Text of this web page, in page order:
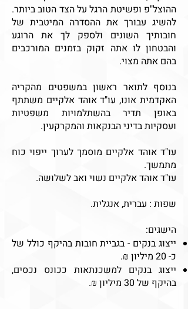
ההוצל"פ ופשיטת הרגל על הצד הטוב ביותר.
להשיג עבורך את ההסדרה המיטבית של
חובותיך השונים ולספק לך את הרוגע
והבטחון לו אתה זקוק בזמנים המורכבים
בהם אתה מצוי.
בנוסף לתואר ראשון במשפטים מהקריה
האקדמית אונו, עו"ד אוהד אלקיים משתתף
באופן תדיר בהשתלמויות משפטיות
ועסקיות בדיני הבנקאות והמקרקעין.
עו"ד אוהד אלקיים מוסמך לערוך ייפוי כוח
מתמשך.
עו"ד אוהד אלקיים נשוי ואב לשלושה.
שפות : עברית, אנגלית.
הישגים:
ייצוג בנקים - בגביית חובות בהיקף כולל של
כ- 20 מיליון ₪.
ייצוג בנקים למשכנתאות ככונס נכסים,
בהיקף של 30 מיליון ₪.